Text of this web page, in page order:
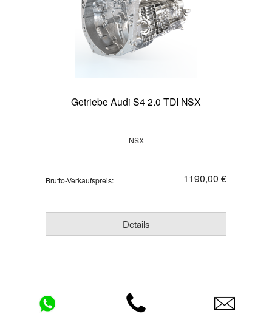
Getriebe Audi S4 2.0 TDI NSX
NSX
Brutto-Verkaufspreis: 1190,00 €
Details